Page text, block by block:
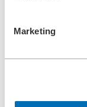
Marketing
Servicio